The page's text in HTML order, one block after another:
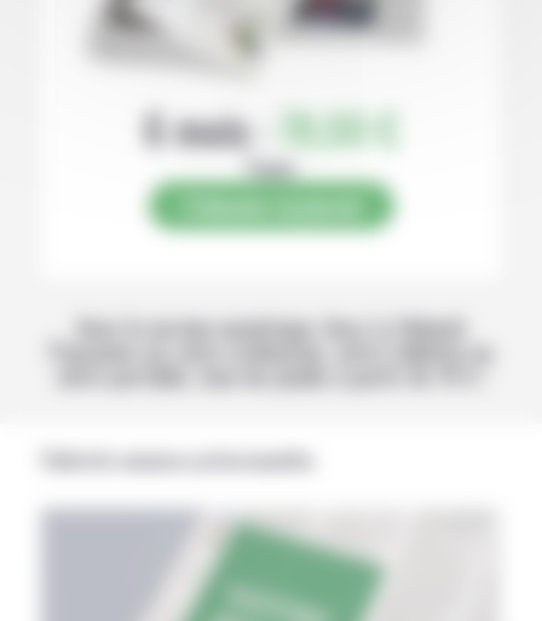
6 mois : 78,00 €
Papier
Avec la version numérique, lisez La Volonté
Paysanne sur votre ordinateur, votre tablette ou